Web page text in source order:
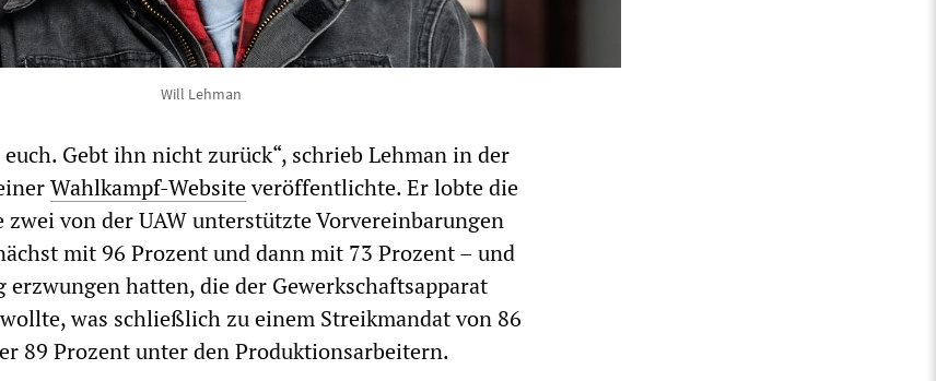
Will Lehman
Gebt ihn nicht zurück“, schrieb Lehman in der
Wahlkampf-Websiteveröffentlichte. Er lobte die
zwei von der UAW unterstützte Vorvereinbarungen
mit 96 Prozent und dann mit 73 Prozent – und
hatten, die der Gewerkschaftsapparat
was schließlich zu einem Streikmandat von 86
89 Prozent unter den Produktionsarbeitern.